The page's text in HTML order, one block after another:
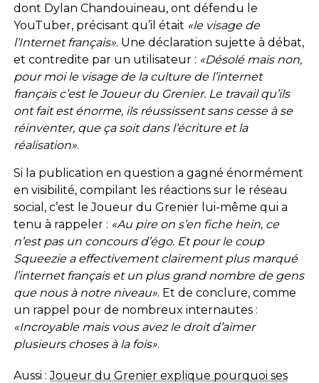
dont Dylan Chandouineau, ont défendu le
YouTuber, précisant qu’il était «le visage de
l’Internet français». Une déclaration sujette à débat,
et contredite par un utilisateur : «Désolé mais non,
pour moi le visage de la culture de l’internet
français c’est le Joueur du Grenier. Le travail qu’ils
ont fait est énorme, ils réussissent sans cesse à se
réinventer, que ça soit dans l’écriture et la
réalisation».
Si la publication en question a gagné énormément
en visibilité, compilant les réactions sur le réseau
social, c’est le Joueur du Grenier lui-même qui a
tenu à rappeler : «Au pire on s’en fiche hein, ce
n’est pas un concours d’égo. Etpour le coup
Squeezie a effectivement clairement plus marqué
l’internet français et un plus grand nombre de gens
que nous à notre niveau». Et de conclure, comme
un rappel pour de nombreux internautes :
«Incroyable mais vous avez le droit d’aimer
plusieurs choses à la fois».
Aussi :Joueur du Grenier explique pourquoi ses